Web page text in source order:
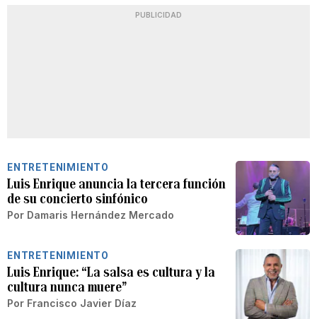
PUBLICIDAD
ENTRETENIMIENTO
Luis Enrique anuncia la tercera función
de su concierto sinfónico
Por Damaris Hernández Mercado
ENTRETENIMIENTO
Luis Enrique: “La salsa es cultura y la
cultura nunca muere”
Por Francisco Javier Díaz